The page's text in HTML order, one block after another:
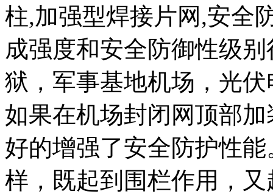
柱,加强型焊接片网,安全
成强度和安全防御性级
狱，军事基地机场，光
如果在机场封闭网顶部
好的增强了安全防护性
样，既起到围栏作用，